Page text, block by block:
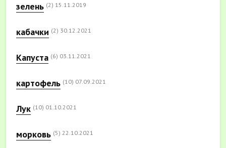
зелень (2) 15.11.2019
кабачки (2) 30.12.2021
Капуста (6) 03.11.2021
картофель (10) 07.09.2021
Лук (10) 01.10.2021
морковь (5) 22.10.2021